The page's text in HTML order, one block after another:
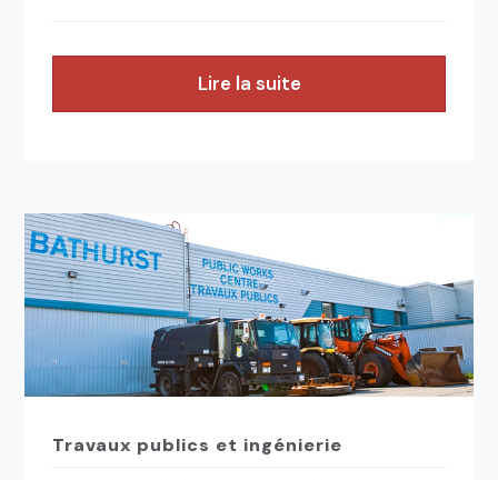
Lire la suite
Travaux publics et ingénierie